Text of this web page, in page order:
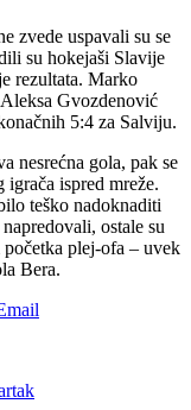
zvede uspavali su se
su hokejaši Slavije
rezultata. Marko
Gvozdenović
5:4 za Salviju.
nesrećna gola, pak se
igrača ispred mreže.
teško nadoknaditi
ostale su
plej-ofa – uvek
Bera.